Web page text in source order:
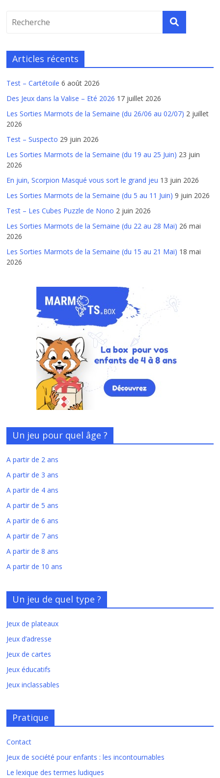
Articles récents
Test – Cartétoile 6 août 2026
Des Jeux dans la Valise – Eté 2026 17 juillet 2026
Les Sorties Marmots de la Semaine (du 26/06 au 02/07) 2 juillet
2026
Test – Suspecto 29 juin 2026
Les Sorties Marmots de la Semaine (du 19 au 25 Juin) 23 juin
2026
En juin, Scorpion Masqué vous sort le grand jeu 13 juin 2026
Les Sorties Marmots de la Semaine (du 5 au 11 Juin) 9 juin 2026
Test – Les Cubes Puzzle de Nono 2 juin 2026
Les Sorties Marmots de la Semaine (du 22 au 28 Mai) 26 mai
2026
Les Sorties Marmots de la Semaine (du 15 au 21 Mai) 18 mai
2026
Un jeu pour quel âge ?
A partir de 2 ans
A partir de 3 ans
A partir de 4 ans
A partir de 5 ans
A partir de 6 ans
A partir de 7 ans
A partir de 8 ans
A partir de 10 ans
Un jeu de quel type ?
Jeux de plateaux
Jeux d’adresse
Jeux de cartes
Jeux éducatifs
Jeux inclassables
Pratique
Contact
Jeux de société pour enfants : les incontournables
Le lexique des termes ludiques